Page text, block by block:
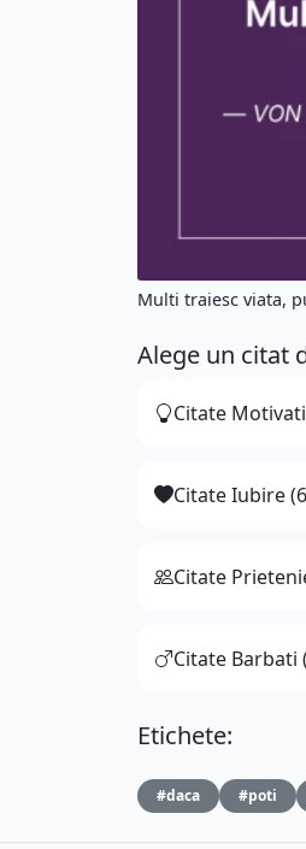
Multi traiesc viata,
Alege un citat
Citate
Citate Iubire
Citate
Citate Barbati
Etichete:
#daca #poti